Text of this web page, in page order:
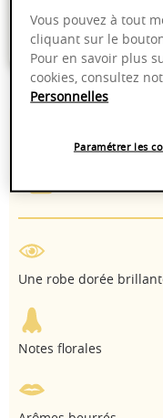
Paiement sécurisé
Une robe dorée
Notes florales
Vous pouvez à tout
cliquant sur le
Pour en savoir plus
cookies, consultez
Personnelles
Paramétrer les